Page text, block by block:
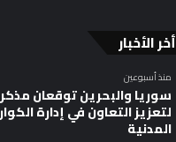
أخر الأخبار
منذ أسبوعين
سوريا والبحرين توقعان
لتعزيز التعاون في إدارة
المدنية